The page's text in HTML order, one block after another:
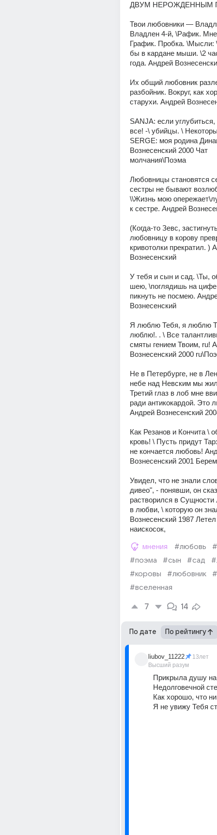
ДВУМ
Твои любовники —
Владлен 4-й, \Рафик.
График. Пробка. \Мысли:
бы в кардане мыши. \2
года. Андрей
Их общий любовник
разбойник. Вокруг, как
старухи. Андрей
SANJA: если
все! -\ убийцы. \
SERGE: моя родина
Вознесенский 2000 Чат
молчания\Поэма
Любовницы становятся
сестры не бывают
\\Жизнь мою
к сестре. Андрей
(Когда-то Зевс,
любовницу в корову
кривотолки прекратил. )
Вознесенский
У тебя и сын и сад. \Ты,
шею, \поглядишь на
пикнуть не посмею.
Вознесенский
Я люблю Тебя, я люблю
люблю!. . \ Все
смяты гением Твоим, ru!
Вознесенский 2000
Не в Петербурге, не в
небе над Невским мы
Третий глаз в лоб мне
ради антикокардой. Это
Андрей Вознесенский
Как Резанов и Кончита \
кровь! \ Пусть придут
не кончается любовь!
Вознесенский 2001
Увидел, что не знали
дивео", - понявши, он
растворился в
в любви, \ которую он
Вознесенский 1987
наискосок,
мнения #любовь
#поэма
#сын #сад
#коровы
#любовник
#вселенная
7 14
По дате По рейтингу
liubov_11222
Высший разум
13лет
Прикрыла душу
Недолговечной
Как хорошо, что
Я не увижу Тебя